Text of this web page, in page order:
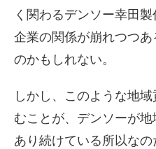
く関わるデンソー幸田
企業の関係が崩れつつ
のかもしれない。
しかし、このような地
むことが、デンソーが
あり続けている所以なの